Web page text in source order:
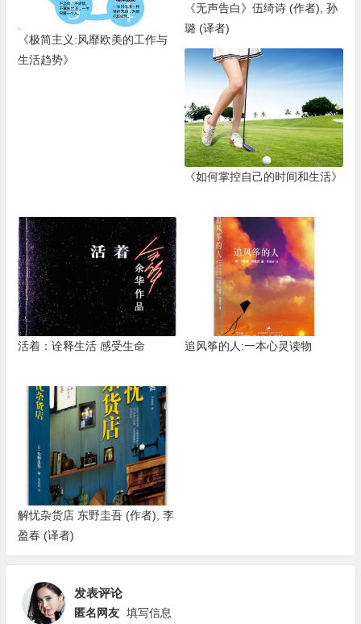
《极简主义:风靡欧美的工作与
生活趋势》
《无声告白》伍绮诗 (作者), 孙
璐 (译者)
《如何掌控自己的时间和生活》
活着：诠释生活 感受生命 追风筝的人:一本心灵读物
解忧杂货店 东野圭吾 (作者), 李
盈春 (译者)
发表评论
匿名网友 填写信息